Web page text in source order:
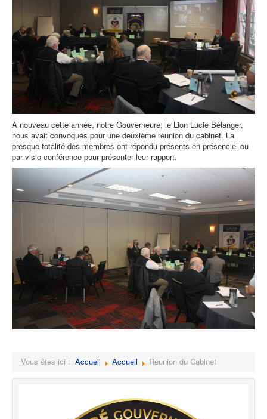
A nouveau cette année, notre Gouverneure, le Lion Lucie Bélanger,
nous avait convoqués pour une deuxième réunion du cabinet. La
presque totalité des membres ont répondu présents en présenciel ou
par visio-conférence pour présenter leur rapport.
Vous êtes ici : Accueil Accueil Réunion du Cabinet